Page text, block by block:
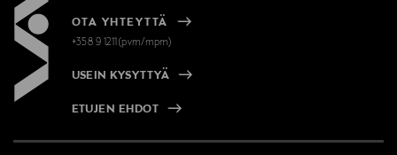
OTA YHTEYTTÄ
+358 9 1211(pvm/mpm)
USEIN KYSYTTYÄ
ETUJEN EHDOT